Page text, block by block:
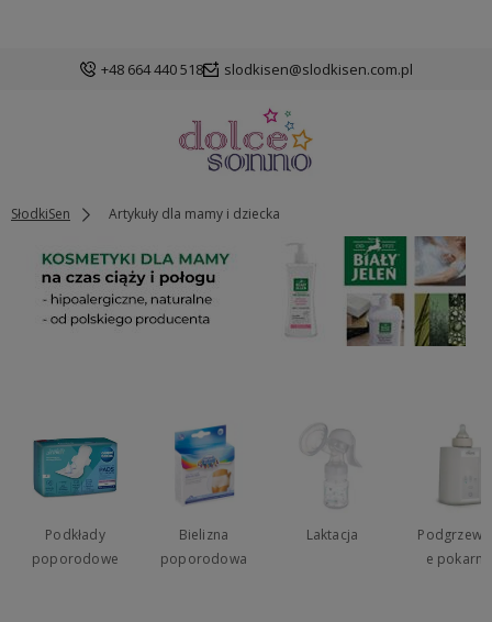
+48 664 440 518 slodkisen@slodkisen.com.pl
SłodkiSen Artykuły dla mamy i dziecka
Podkłady
poporodowe
Bielizna
poporodowa
Laktacja
e